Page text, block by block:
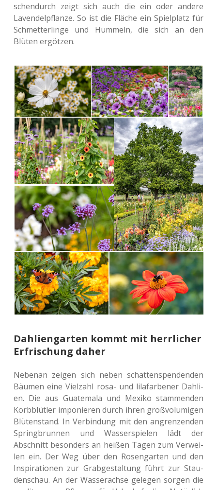
schen­durch zeigt sich auch die ein oder andere
Laven­del­pflan­ze. So ist die Fläche ein Spiel­platz für
Schmet­ter­lin­ge und Hum­meln, die sich an den
Blüten ergötzen.
Dahliengarten kommt mit herrlicher
Erfrischung daher
Neben­an zeigen sich neben schat­ten­spen­den­den
Bäumen eine Viel­zahl rosa- und lila­far­be­ner Dah­li­
en. Die aus Gua­te­ma­la und Mexiko stam­men­den
Korb­blüt­ler impo­nie­ren durch ihren groß­vo­lu­mi­gen
Blü­ten­stand. In Ver­bin­dung mit den angren­zen­den
Spring­brun­nen und Was­ser­spie­len lädt der
Abschnitt beson­ders an heißen Tagen zum Ver­wei­
len ein. Der Weg über den Rosen­gar­ten und den
Inspi­ra­tio­nen zur Grab­ge­stal­tung führt zur Stau­
den­schau. An der Was­ser­ach­se gele­gen sorgen die